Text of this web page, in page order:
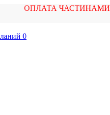
ОПЛАТА ЧАСТИНАМИ
0